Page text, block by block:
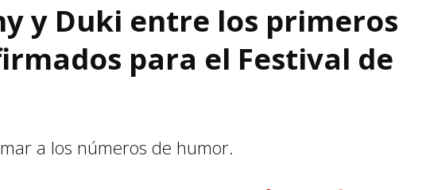
y Duki entre los primeros
para el Festival de
a los números de humor.